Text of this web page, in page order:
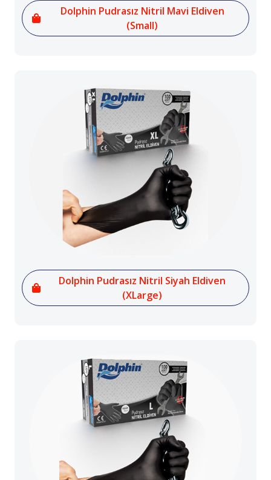
Dolphin Pudrasız Nitril Mavi Eldiven
(Small)
Dolphin Pudrasız Nitril Siyah Eldiven
(XLarge)